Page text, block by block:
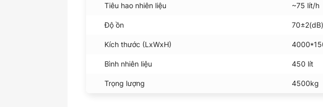
Tiêu hao nhiên liệu ~75 lít/h
Độ ồn
Kích thước (LxWxH)
Bình nhiên liệu 450 lít
Trọng lượng 4500kg